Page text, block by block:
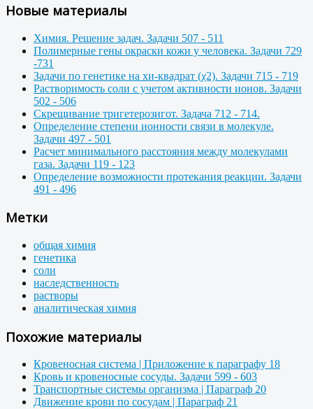
Новые материалы
Химия. Решение задач. Задачи 507 - 511
Полимерные гены окраски кожи у человека. Задачи 729
-731
Задачи по генетике на хи-квадрат (χ2). Задачи 715 - 719
Растворимость соли с учетом активности ионов. Задачи
502 - 506
Скрещивание тригетерозигот. Задача 712 - 714.
Определение степени ионности связи в молекуле.
Задачи 497 - 501
Расчет минимального расстояния между молекулами
газа. Задачи 119 - 123
Определение возможности протекания реакции. Задачи
491 - 496
Метки
общая химия
генетика
соли
наследственность
растворы
аналитическая химия
Похожие материалы
Кровеносная система | Приложение к параграфу 18
Кровь и кровеносные сосуды. Задачи 599 - 603
Транспортные системы организма | Параграф 20
Движение крови по сосудам | Параграф 21